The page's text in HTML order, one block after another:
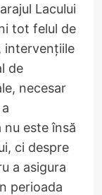
Lacului
tot felul de
intervențiile
de
necesar
este însă
ci despre
a asigura
perioada